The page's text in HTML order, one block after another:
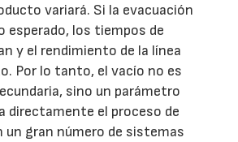
variará. Si la evacuación
esperado, los tiempos de
y el rendimiento de la línea
Por lo tanto, el vacío no es
sino un parámetro
directamente el proceso de
un gran número de sistemas